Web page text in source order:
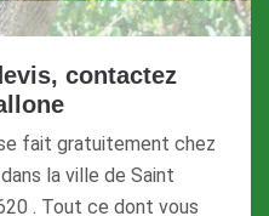
contactez
fait gratuitement chez
la ville de Saint
. Tout ce dont vous